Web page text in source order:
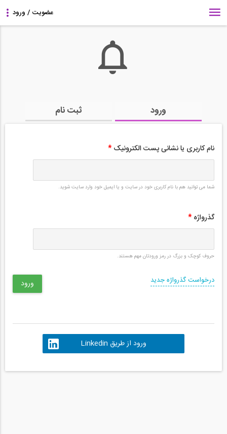
ورود ثبت نام
نام کاربری یا نشانی پست الکترونیک *
شما می توانید هم با نام کاربری خود در سایت و یا ایمیل خود وارد سایت شوید.
گذرواژه *
حروف کوچک و بزرگ در رمز ورودتان مهم هستند.
درخواست گذرواژه جدید
ورود از طریق Linkedin